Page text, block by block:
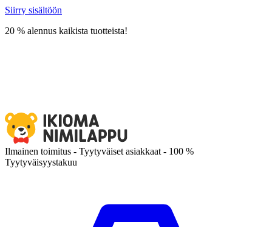
Siirry sisältöön
20 % alennus kaikista tuotteista!
Ilmainen toimitus - Tyytyväiset asiakkaat - 100 %
Tyytyväisyystakuu